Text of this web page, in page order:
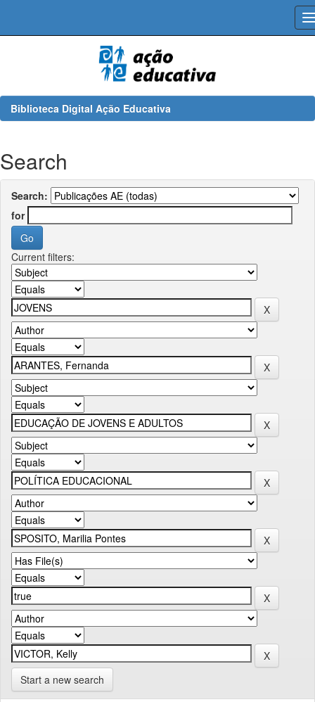
Biblioteca Digital Ação Educativa
Search
Search:
for
Current filters:
Start a new search